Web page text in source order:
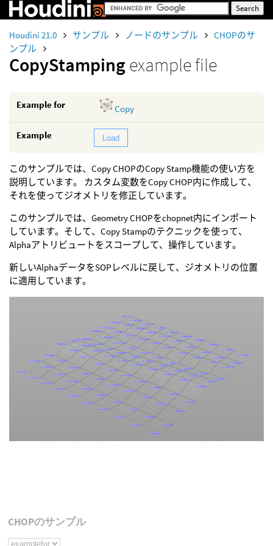
Houdini 21.0 サンプル ノードのサンプル
CHOPのサ
ンプル
CopyStamping example file
Example for Copy
Example Load
このサンプルでは、Copy CHOPのCopy Stamp機能の使い方を
説明しています。 カスタム変数をCopy CHOP内に作成して、
それを使ってジオメトリを修正しています。
このサンプルでは、Geometry CHOPをchopnet内にインポート
しています。そして、Copy Stampのテクニックを使って、
Alphaアトリビュートをスコープして、操作しています。
新しいAlphaデータをSOPレベルに戻して、ジオメトリの位置
に適用しています。
CHOPのサンプル